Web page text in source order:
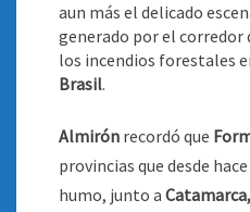
aun más el delicado
generado por el corredor
los incendios forestales
Brasil.
Almirón recordó que
provincias que desde
humo, junto a